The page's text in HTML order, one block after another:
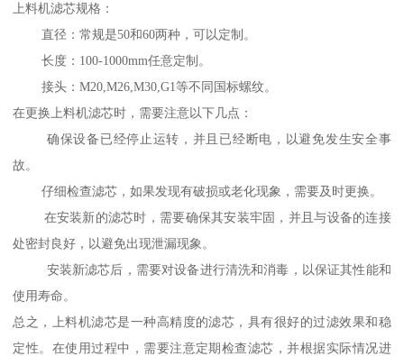
上料机滤芯规格：
直径：常规是50和60两种，可以定制。
长度：100-1000mm任意定制。
接头：M20,M26,M30,G1等不同国标螺纹。
在更换上料机滤芯时，需要注意以下几点：
确保设备已经停止运转，并且已经断电，以避免发生安全事
故。
仔细检查滤芯，如果发现有破损或老化现象，需要及时更换。
在安装新的滤芯时，需要确保其安装牢固，并且与设备的连接
处密封良好，以避免出现泄漏现象。
安装新滤芯后，需要对设备进行清洗和消毒，以保证其性能和
使用寿命。
总之，上料机滤芯是一种高精度的滤芯，具有很好的过滤效果和稳
定性。在使用过程中，需要注意定期检查滤芯，并根据实际情况进